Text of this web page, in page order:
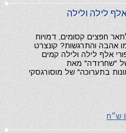
לילה ולילה
חפצים קסומים, דמויות
אהבה והתרגשות? קונצרט
אלף לילה ולילה קמים
"שחרזדה" מאת
בתערוכה" של מוסורגסקי